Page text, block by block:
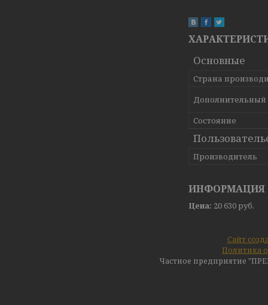
Основные
Страна
Дополнительный
Состояние
Производитель
ИНФОРМАЦИЯ
Цена: 20 630 руб.
Сайт
Политика
Частное предприятие